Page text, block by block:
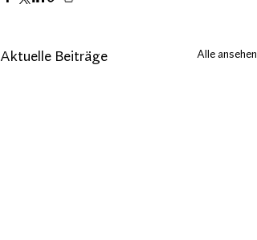
Aktuelle Beiträge Alle ansehen